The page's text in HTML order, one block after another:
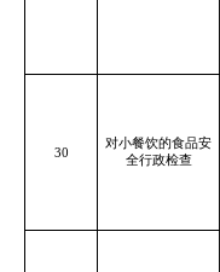
30
对小餐饮的食品安
全行政检查